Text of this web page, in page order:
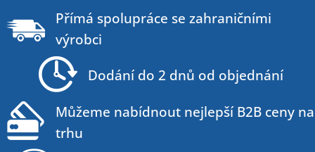
p
Přímá spolupráce se zahraničními
výrobci
Dodání do 2 dnů od objednání
Můžeme nabídnout nejlepší B2B ceny na
trhu